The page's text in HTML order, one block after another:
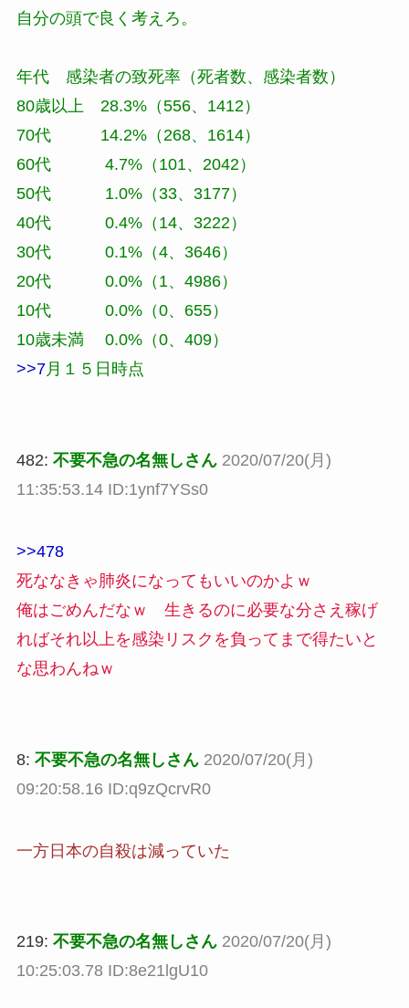
自分の頭で良く考えろ。
年代 感染者の致死率（死者数、感染者数）
80歳以上 28.3%（556、1412）
70代 14.2%（268、1614）
60代 4.7%（101、2042）
50代 1.0%（33、3177）
40代 0.4%（14、3222）
30代 0.1%（4、3646）
20代 0.0%（1、4986）
10代 0.0%（0、655）
10歳未満 0.0%（0、409）
>>7月１５日時点
482: 不要不急の名無しさん 2020/07/20(月)
11:35:53.14 ID:1ynf7YSs0
>>478
死ななきゃ肺炎になってもいいのかよｗ
俺はごめんだなｗ 生きるのに必要な分さえ稼げ
ればそれ以上を感染リスクを負ってまで得たいと
な思わんねｗ
8: 不要不急の名無しさん 2020/07/20(月)
09:20:58.16 ID:q9zQcrvR0
一方日本の自殺は減っていた
219: 不要不急の名無しさん 2020/07/20(月)
10:25:03.78 ID:8e21lgU10